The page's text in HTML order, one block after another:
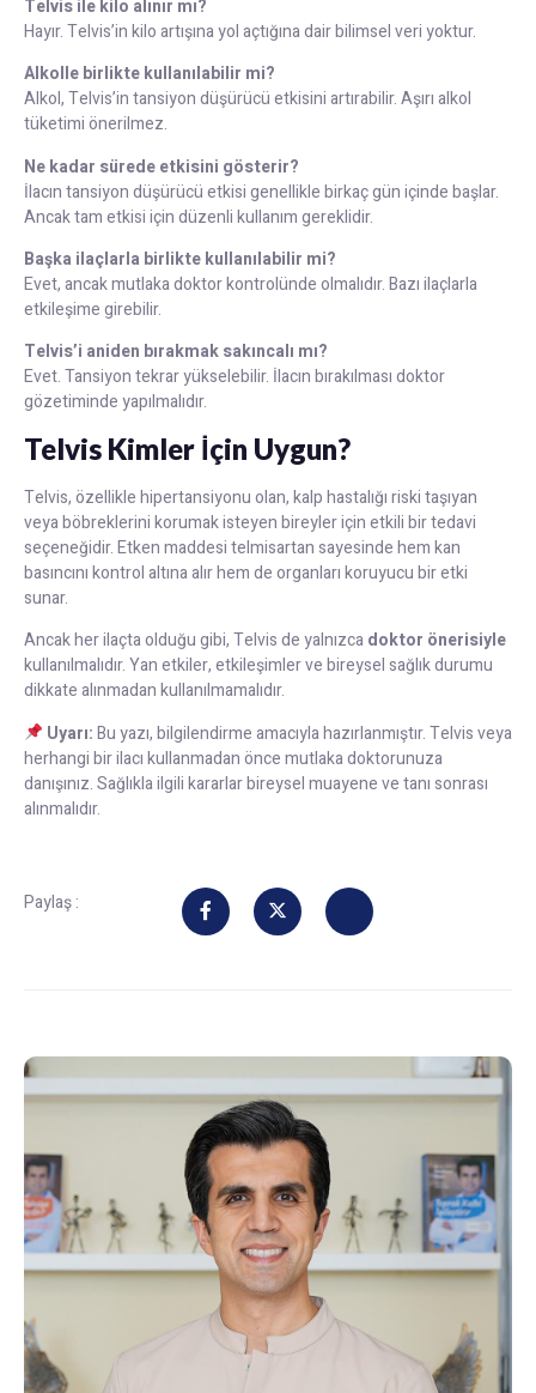
Telvis ile kilo alınır mı?
Hayır. Telvis’in kilo artışına yol açtığına dair bilimsel veri yoktur.
Alkolle birlikte kullanılabilir mi?
Alkol, Telvis’in tansiyon düşürücü etkisini artırabilir. Aşırı alkol
tüketimi önerilmez.
Ne kadar sürede etkisini gösterir?
İlacın tansiyon düşürücü etkisi genellikle birkaç gün içinde başlar.
Ancak tam etkisi için düzenli kullanım gereklidir.
Başka ilaçlarla birlikte kullanılabilir mi?
Evet, ancak mutlaka doktor kontrolünde olmalıdır. Bazı ilaçlarla
etkileşime girebilir.
Telvis’i aniden bırakmak sakıncalı mı?
Evet. Tansiyon tekrar yükselebilir. İlacın bırakılması doktor
gözetiminde yapılmalıdır.
Telvis Kimler İçin Uygun?
Telvis, özellikle hipertansiyonu olan, kalp hastalığı riski taşıyan
veya böbreklerini korumak isteyen bireyler için etkili bir tedavi
seçeneğidir. Etken maddesi telmisartan sayesinde hem kan
basıncını kontrol altına alır hem de organları koruyucu bir etki
sunar.
Ancak her ilaçta olduğu gibi, Telvis de yalnızcadoktor önerisiyle
kullanılmalıdır. Yan etkiler, etkileşimler ve bireysel sağlık durumu
dikkate alınmadan kullanılmamalıdır.
Uyarı:Bu yazı, bilgilendirme amacıyla hazırlanmıştır. Telvis veya
herhangi bir ilacı kullanmadan önce mutlaka doktorunuza
danışınız. Sağlıkla ilgili kararlar bireysel muayene ve tanı sonrası
alınmalıdır.
Paylaş :